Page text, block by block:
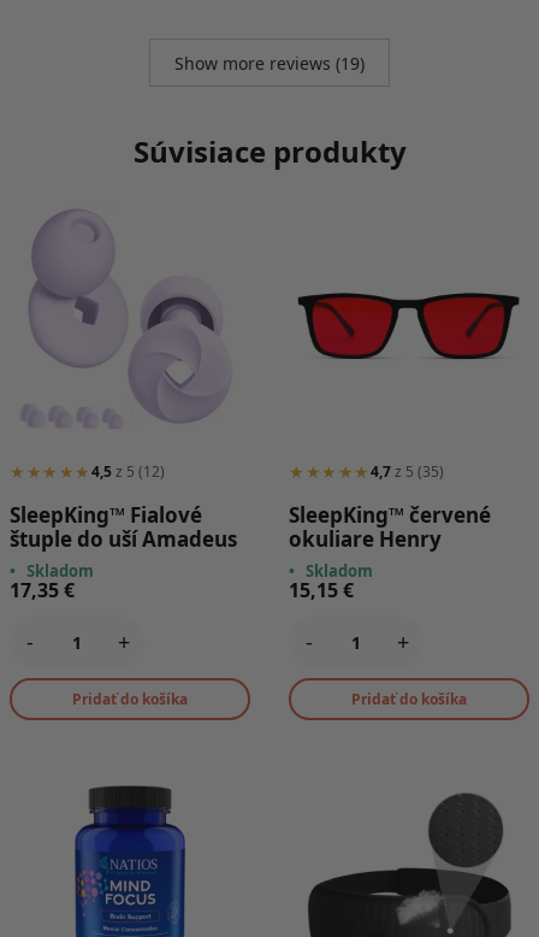
Show more reviews (19)
Súvisiace produkty
★★★★★4,5 z 5 (12)
SleepKing™ Fialové
štuple do uší Amadeus
• Skladom
17,35€
- +
Pridať do košíka
★★★★★4,7 z 5 (35)
SleepKing™ červené
okuliare Henry
• Skladom
15,15€
- +
Pridať do košíka